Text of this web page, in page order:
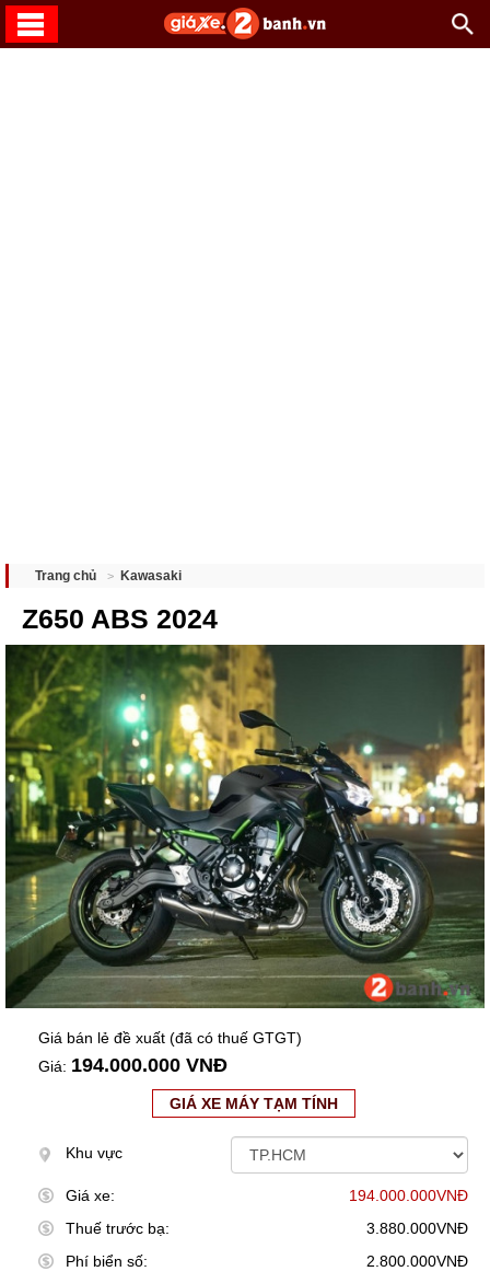
Trang chủ Kawasaki
Z650 ABS 2024
Giá bán lẻ đề xuất (đã có thuế GTGT)
Giá: 194.000.000 VNĐ
GIÁ XE MÁY TẠM TÍNH
Khu vực
Giá xe:
194.000.000VNĐ
Thuế trước bạ:
3.880.000VNĐ
Phí biển số:
2.800.000VNĐ